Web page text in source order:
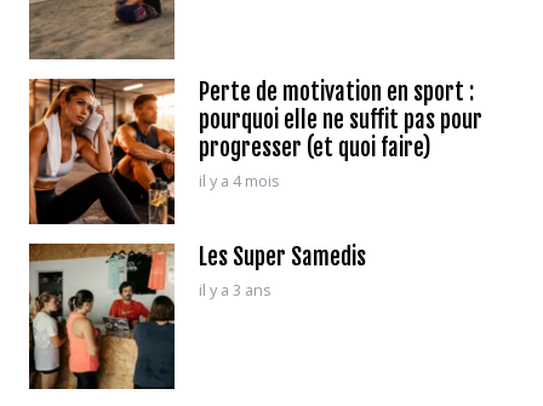
Perte de motivation en sport :
pourquoi elle ne suffit pas pour
progresser (et quoi faire)
il y a 4 mois
Les Super Samedis
il y a 3 ans